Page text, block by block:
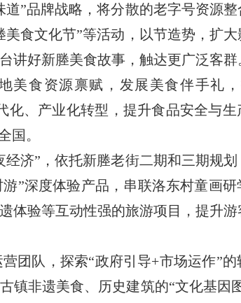
道”品牌战略，将分散的老字号资源
食文化节”等活动，以节造势，扩
讲好新塍美食故事，触达更广泛客群
美食资源禀赋，发展美食伴手礼
化、产业化转型，提升食品安全与生
国。
经济”，依托新塍老街二期和三期规
”深度体验产品，串联洛东村童画
体验等互动性强的旅游项目，提升游
团队，探索“政府引导+市场运作”
镇非遗美食、历史建筑的“文化基因